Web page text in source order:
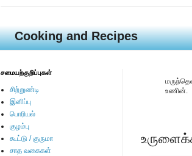
Cooking and Recipes
உணின்.
சமையற்குறிப்புகள்
சிற்றுண்டி
இனிப்பு
பொரியல்
குழம்பு
கூட்டு / குருமா
சாத வகைகள்